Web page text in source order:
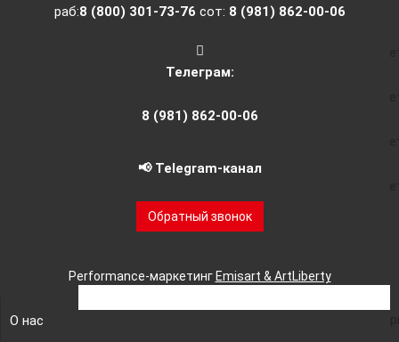
Станки лазерной резки
Лазерный труборез
раб:8 (800) 301-73-76 сот: 8 (981) 862-00-06
Телеграм:
8 (981) 862-00-06
📢 Telegram-канал
Обратный звонок
Performance-маркетинг Emisart & ArtLiberty
О нас